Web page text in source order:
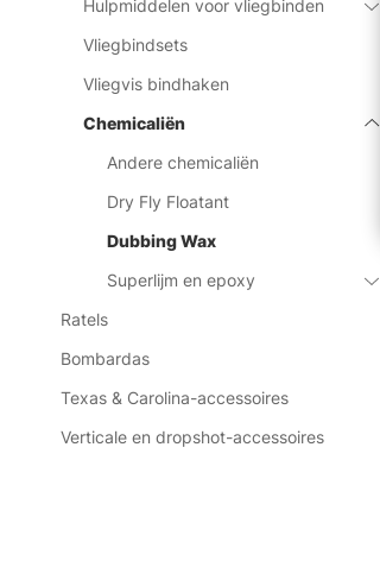
Hulpmiddelen voor vliegbinden
Vliegbindsets
Vliegvis bindhaken
Chemicaliën
Andere chemicaliën
Dry Fly Floatant
Dubbing Wax
Superlijm en epoxy
Ratels
Bombardas
Texas & Carolina-accessoires
Verticale en dropshot-accessoires